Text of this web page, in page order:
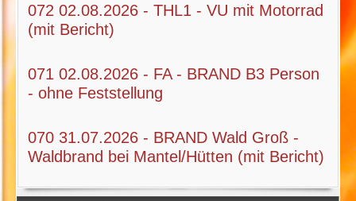
072 02.08.2026 - THL1 - VU mit Motorrad
(mit Bericht)
071 02.08.2026 - FA - BRAND B3 Person
- ohne Feststellung
070 31.07.2026 - BRAND Wald Groß -
Waldbrand bei Mantel/Hütten (mit Bericht)